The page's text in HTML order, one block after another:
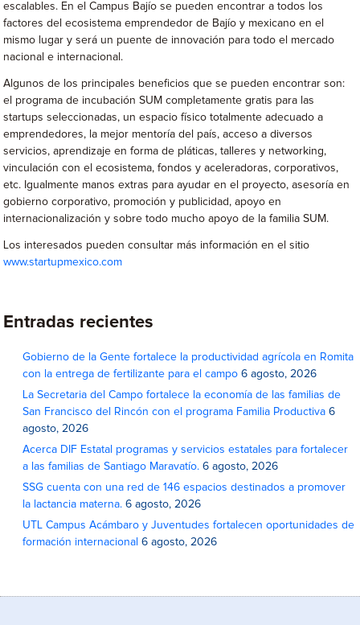
escalables. En el Campus Bajío se pueden encontrar a todos los
factores del ecosistema emprendedor de Bajío y mexicano en el
mismo lugar y será un puente de innovación para todo el mercado
nacional e internacional.
Algunos de los principales beneficios que se pueden encontrar son:
el programa de incubación SUM completamente gratis para las
startups seleccionadas, un espacio físico totalmente adecuado a
emprendedores, la mejor mentoría del país, acceso a diversos
servicios, aprendizaje en forma de pláticas, talleres y networking,
vinculación con el ecosistema, fondos y aceleradoras, corporativos,
etc. Igualmente manos extras para ayudar en el proyecto, asesoría en
gobierno corporativo, promoción y publicidad, apoyo en
internacionalización y sobre todo mucho apoyo de la familia SUM.
Los interesados pueden consultar más información en el sitio
www.startupmexico.com
Entradas recientes
Gobierno de la Gente fortalece la productividad agrícola en Romita
con la entrega de fertilizante para el campo 6 agosto, 2026
La Secretaria del Campo fortalece la economía de las familias de
San Francisco del Rincón con el programa Familia Productiva 6
agosto, 2026
Acerca DIF Estatal programas y servicios estatales para fortalecer
a las familias de Santiago Maravatío. 6 agosto, 2026
SSG cuenta con una red de 146 espacios destinados a promover
la lactancia materna. 6 agosto, 2026
UTL Campus Acámbaro y Juventudes fortalecen oportunidades de
formación internacional 6 agosto, 2026